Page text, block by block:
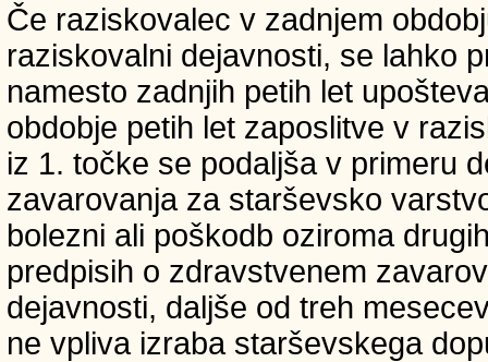
Če raziskovalec v zadnjem
raziskovalni dejavnosti, se lahko
namesto zadnjih petih let
obdobje petih let zaposlitve v
iz 1. točke se podaljša v primeru
zavarovanja za starševsko
bolezni ali poškodb oziroma
predpisih o zdravstvenem
dejavnosti, daljše od treh
ne vpliva izraba starševskega